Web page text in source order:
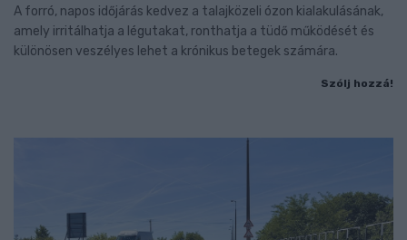
A forró, napos időjárás kedvez a talajközeli ózon kialakulásának,
amely irritálhatja a légutakat, ronthatja a tüdő működését és
különösen veszélyes lehet a krónikus betegek számára.
Szólj hozzá!